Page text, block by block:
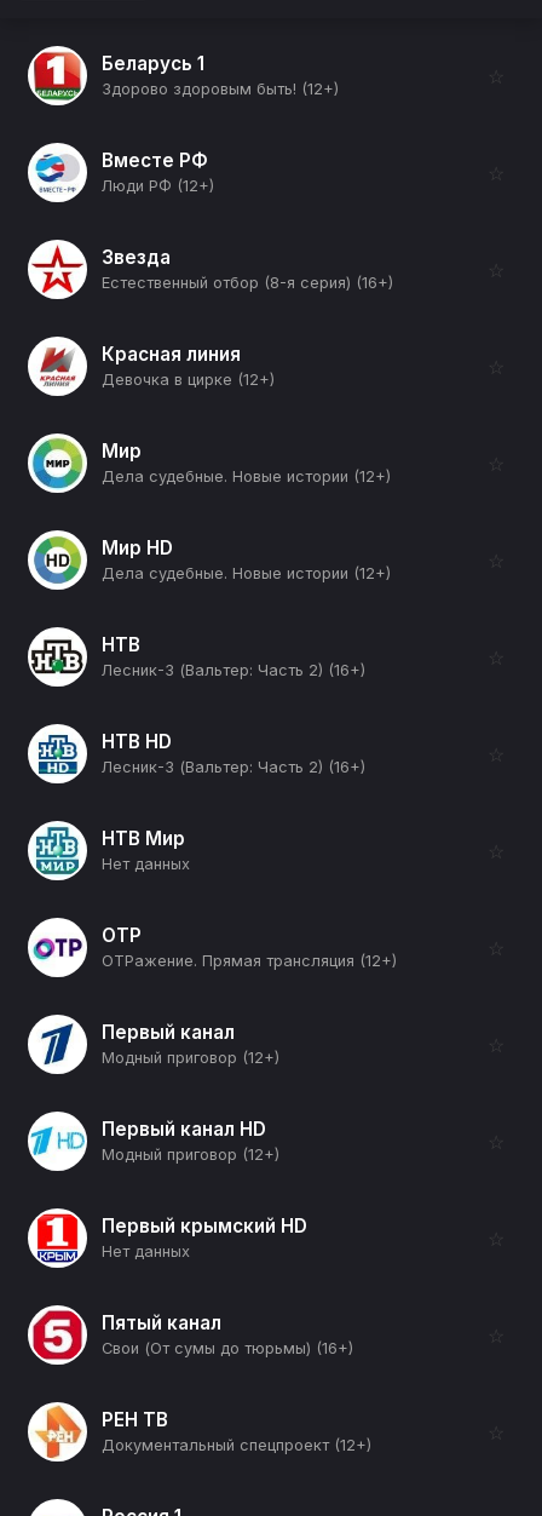
Беларусь 1
Здорово здоровым быть! (12+)
☆
Вместе РФ
Люди РФ (12+)
☆
Звезда
Естественный отбор (8-я серия) (16+)
☆
Красная линия
Девочка в цирке (12+)
☆
Мир
Дела судебные. Новые истории (12+)
☆
Мир HD
Дела судебные. Новые истории (12+)
☆
НТВ
Лесник-3 (Вальтер: Часть 2) (16+)
☆
НТВ HD
Лесник-3 (Вальтер: Часть 2) (16+)
☆
НТВ Мир
Нет данных
☆
ОТР
ОТРажение. Прямая трансляция (12+)
☆
Первый канал
Модный приговор (12+)
☆
Первый канал HD
Модный приговор (12+)
☆
Первый крымский HD
Нет данных
☆
Пятый канал
Свои (От сумы до тюрьмы) (16+)
☆
РЕН ТВ
Документальный спецпроект (12+)
☆